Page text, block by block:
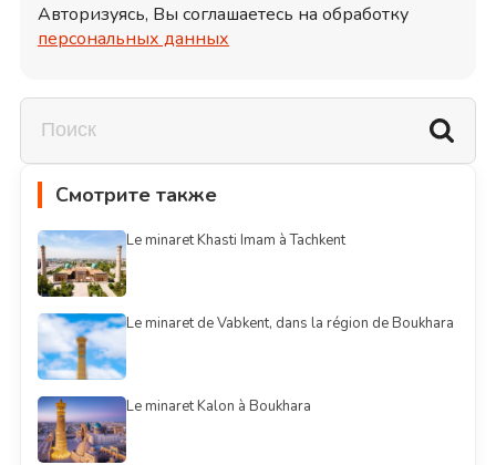
Авторизуясь, Вы соглашаетесь на обработку
персональных данных
Смотрите также
Le minaret Khasti Imam à Tachkent
Le minaret de Vabkent, dans la région de Boukhara
Le minaret Kalon à Boukhara